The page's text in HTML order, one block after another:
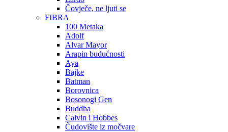
Čovječe, ne ljuti se
FIBRA
100 Metaka
Adolf
Alvar Mayor
Arapin budućnosti
Aya
Bajke
Batman
Borovnica
Bosonogi Gen
Buddha
Calvin i Hobbes
Čudovište iz močvare